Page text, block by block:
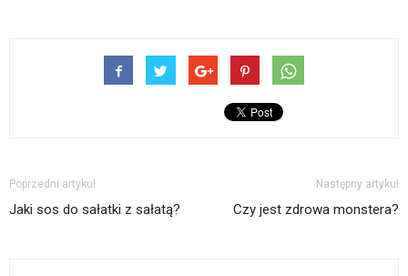
Poprzedni artykuł
Jaki sos do sałatki z sałatą?
Następny artykuł
Czy jest zdrowa monstera?